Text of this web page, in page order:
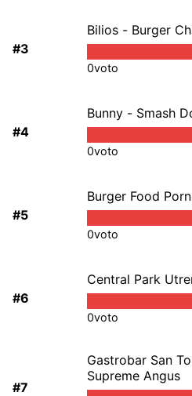
#3
Bilios - Burger
0voto
#4
Bunny - Smash
0voto
#5
Burger Food
0voto
#6
Central Park
0voto
#7
Gastrobar San
Supreme Angus